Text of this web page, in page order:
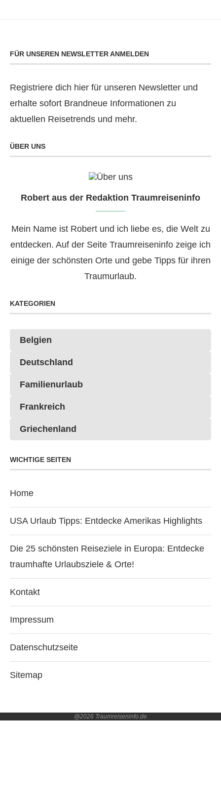
FÜR UNSEREN NEWSLETTER ANMELDEN
Registriere dich hier für unseren Newsletter und
erhalte sofort Brandneue Informationen zu
aktuellen Reisetrends und mehr.
ÜBER UNS
Robert aus der Redaktion Traumreiseninfo
Mein Name ist Robert und ich liebe es, die Welt zu
entdecken. Auf der Seite Traumreiseninfo zeige ich
einige der schönsten Orte und gebe Tipps für ihren
Traumurlaub.
KATEGORIEN
Belgien
Deutschland
Familienurlaub
Frankreich
Griechenland
WICHTIGE SEITEN
Home
USA Urlaub Tipps: Entdecke Amerikas Highlights
Die 25 schönsten Reiseziele in Europa: Entdecke
traumhafte Urlaubsziele & Orte!
Kontakt
Impressum
Datenschutzseite
Sitemap
@2026 Traumreiseninfo.de